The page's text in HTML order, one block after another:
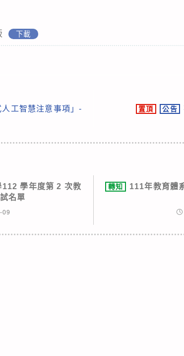
下載
工智慧注意事項」-
置頂 公告
112 學年度第 2 次教
名單
09
轉知
111年教育體